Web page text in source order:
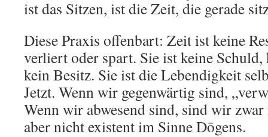
ist das Sitzen, ist die Zeit, die gerade
Diese Praxis offenbart: Zeit ist keine
verliert oder spart. Sie ist keine
kein Besitz. Sie ist die Lebendigkeit
Jetzt. Wenn wir gegenwärtig sind,
Wenn wir abwesend sind, sind wir zwar
aber nicht existent im Sinne Dōgens.